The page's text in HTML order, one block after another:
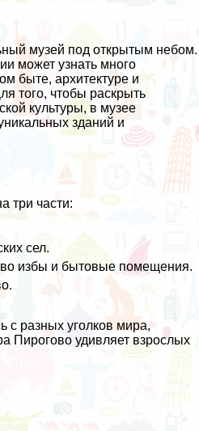
музей под открытым небом.
может узнать много
быте, архитектуре и
того, чтобы раскрыть
культуры, в музее
зданий и
три части:
сел.
избы и бытовые помещения.
с разных уголков мира,
Пирогово удивляет взрослых